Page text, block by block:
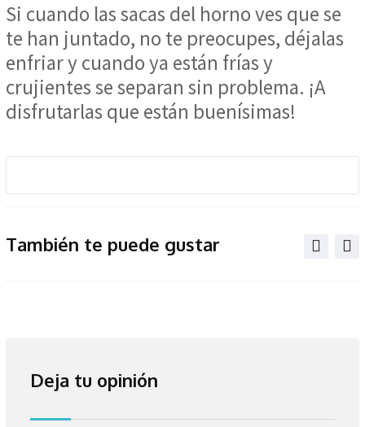
Si cuando las sacas del horno ves que se
te han juntado, no te preocupes, déjalas
enfriar y cuando ya están frías y
crujientes se separan sin problema. ¡A
disfrutarlas que están buenísimas!
También te puede gustar
Deja tu opinión